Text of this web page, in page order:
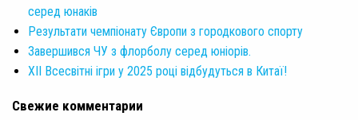
серед юнаків
Результати чемпіонату Європи з городкового спорту
Завершився ЧУ з флорболу серед юніорів.
XII Всесвітні ігри у 2025 році відбудуться в Китаї!
Свежие комментарии